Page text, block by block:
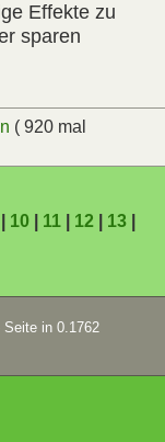
Effekte zu
sparen
( 920 mal
10| 11| 12| 13|
Seite in 0.1762